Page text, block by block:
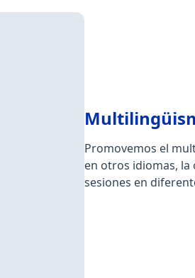
Promovemos el
en otros idiomas,
sesiones en